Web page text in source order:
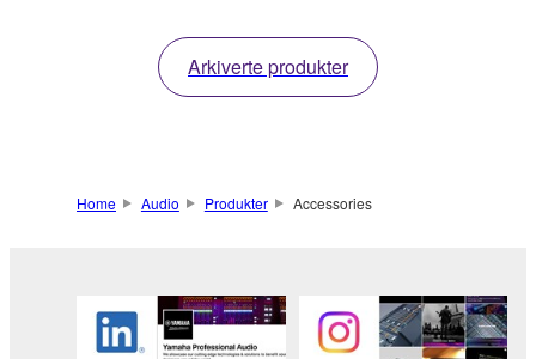
Arkiverte produkter
Home Audio Produkter Accessories